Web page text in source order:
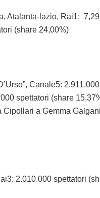
Atalanta-lazio, Rai1:
(share 24,00%)
Canale5:
spettatori (share
a Gemma
2.010.000 spettatori